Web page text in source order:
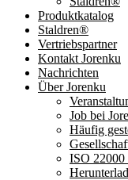
Produktkatalog
Staldren®
Vertriebspartner
Kontakt Jorenku
Nachrichten
Über Jorenku
Job bei
Häufig
ISO